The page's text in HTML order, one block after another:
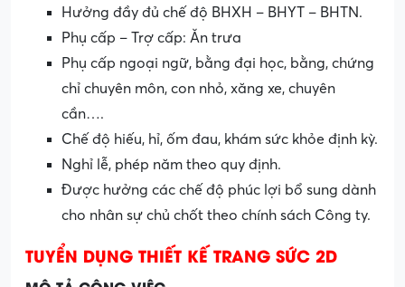
Hưởng đầy đủ chế độ BHXH – BHYT – BHTN.
Phụ cấp – Trợ cấp: Ăn trưa
Phụ cấp ngoại ngữ, bằng đại học, bằng, chứng
chỉ chuyên môn, con nhỏ, xăng xe, chuyên
cần….
Chế độ hiếu, hỉ, ốm đau, khám sức khỏe định kỳ.
Nghỉ lễ, phép năm theo quy định.
Được hưởng các chế độ phúc lợi bổ sung dành
cho nhân sự chủ chốt theo chính sách Công ty.
TUYỂN DỤNG THIẾT KẾ TRANG SỨC 2D